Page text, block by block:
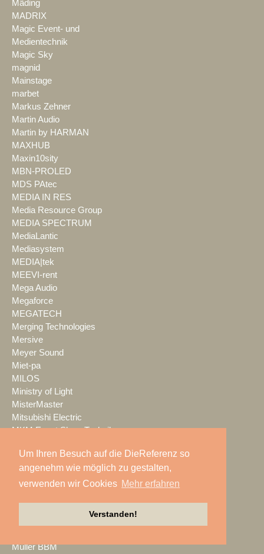
Um Ihren Besuch auf die DieReferenz so
angenehm wie möglich zu gestalten,
verwenden wir Cookies Mehr erfahren
Verstanden!
Mäding
MADRIX
Magic Event- und
Medientechnik
Magic Sky
magnid
Mainstage
marbet
Markus Zehner
Martin Audio
Martin by HARMAN
MAXHUB
Maxin10sity
MBN-PROLED
MDS PAtec
MEDIA IN RES
Media Resource Group
MEDIA SPECTRUM
MediaLantic
Mediasystem
MEDIA|tek
MEEVI-rent
Mega Audio
Megaforce
MEGATECH
Merging Technologies
Mersive
Meyer Sound
Miet-pa
MILOS
Ministry of Light
MisterMaster
Mitsubishi Electric
MKM Event Show Technik
MMC Studios
Modulo Pi
MONACOR INTERNATIONAL
Müller BBM